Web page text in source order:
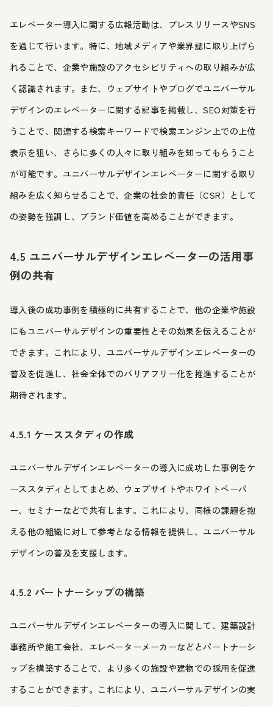
エレベーター導入に関する広報活動は、プレスリリースやSNS
を通じて行います。特に、地域メディアや業界誌に取り上げら
れることで、企業や施設のアクセシビリティへの取り組みが広
く認識されます。また、ウェブサイトやブログでユニバーサル
デザインのエレベーターに関する記事を掲載し、SEO対策を行
うことで、関連する検索キーワードで検索エンジン上での上位
表示を狙い、さらに多くの人々に取り組みを知ってもらうこと
が可能です。ユニバーサルデザインエレベーターに関する取り
組みを広く知らせることで、企業の社会的責任（CSR）として
の姿勢を強調し、ブランド価値を高めることができます。
4.5 ユニバーサルデザインエレベーターの活用事
例の共有
導入後の成功事例を積極的に共有することで、他の企業や施設
にもユニバーサルデザインの重要性とその効果を伝えることが
できます。これにより、ユニバーサルデザインエレベーターの
普及を促進し、社会全体でのバリアフリー化を推進することが
期待されます。
4.5.1 ケーススタディの作成
ユニバーサルデザインエレベーターの導入に成功した事例をケ
ーススタディとしてまとめ、ウェブサイトやホワイトペーパ
ー、セミナーなどで共有します。これにより、同様の課題を抱
える他の組織に対して参考となる情報を提供し、ユニバーサル
デザインの普及を支援します。
4.5.2 パートナーシップの構築
ユニバーサルデザインエレベーターの導入に関して、建築設計
事務所や施工会社、エレベーターメーカーなどとパートナーシ
ップを構築することで、より多くの施設や建物での採用を促進
することができます。これにより、ユニバーサルデザインの実